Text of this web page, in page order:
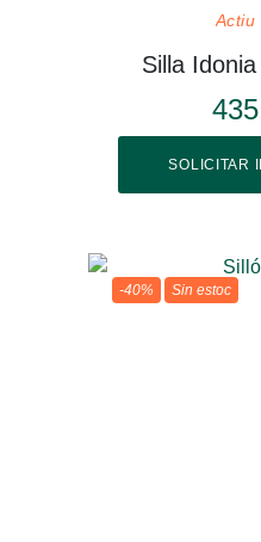
Actiu
Silla
SOLICITAR
-40% Sin estoc